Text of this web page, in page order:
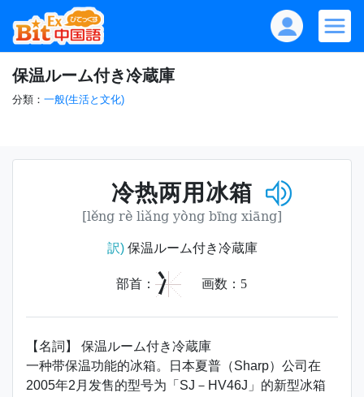
保温ルーム付き冷蔵庫
分類： 一般(生活と文化)
冷热两用冰箱
[lěng rè liǎng yòng bīng xiāng]
訳)保温ルーム付き冷蔵庫
部首： 冫 画数： 5
【名詞】 保温ルーム付き冷蔵庫
一种带保温功能的冰箱。日本夏普（Sharp）公司在
2005年2月发售的型号为「SJ－HV46J」的新型冰箱